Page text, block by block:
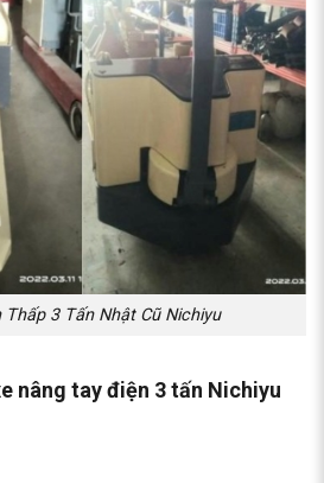
3 Tấn Nhật Cũ Nichiyu
nâng tay điện 3 tấn Nichiyu